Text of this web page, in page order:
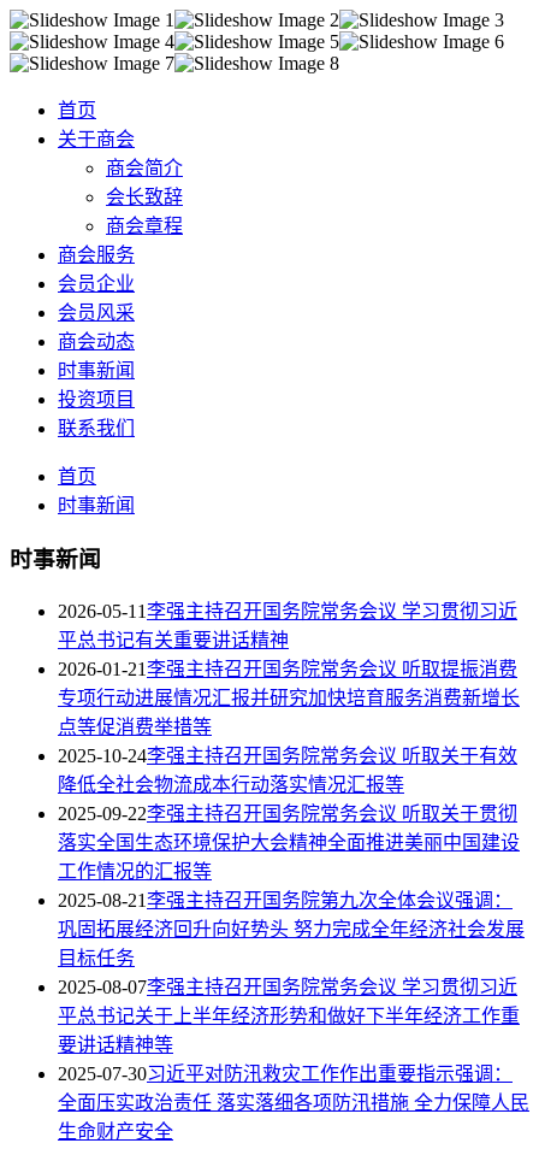
首页
关于商会
商会简介
会长致辞
商会章程
商会服务
会员企业
会员风采
商会动态
时事新闻
投资项目
联系我们
首页
时事新闻
时事新闻
2026-05-11李强主持召开国务院常务会议 学习贯彻习近
平总书记有关重要讲话精神
2026-01-21李强主持召开国务院常务会议 听取提振消费
专项行动进展情况汇报并研究加快培育服务消费新增长
点等促消费举措等
2025-10-24李强主持召开国务院常务会议 听取关于有效
降低全社会物流成本行动落实情况汇报等
2025-09-22李强主持召开国务院常务会议 听取关于贯彻
落实全国生态环境保护大会精神全面推进美丽中国建设
工作情况的汇报等
2025-08-21李强主持召开国务院第九次全体会议强调：
巩固拓展经济回升向好势头 努力完成全年经济社会发展
目标任务
2025-08-07李强主持召开国务院常务会议 学习贯彻习近
平总书记关于上半年经济形势和做好下半年经济工作重
要讲话精神等
2025-07-30习近平对防汛救灾工作作出重要指示强调：
全面压实政治责任 落实落细各项防汛措施 全力保障人民
生命财产安全